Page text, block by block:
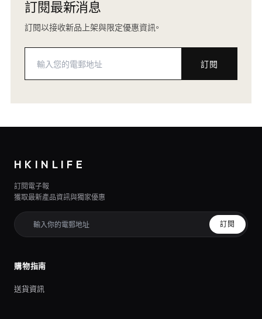
訂閱最新消息
訂閱以接收新品上架與限定優惠資訊。
訂閱
HKINLIFE
訂閱電子報
獲取最新產品資訊與獨家優惠
訂閱
購物指南
送貨資訊